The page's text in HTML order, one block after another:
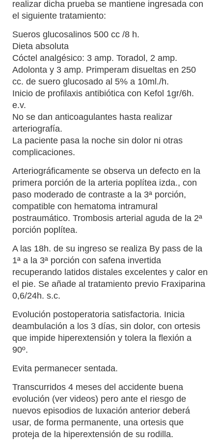
realizar dicha prueba se mantiene ingresada con
el siguiente tratamiento:
Sueros glucosalinos 500 cc /8 h.
Dieta absoluta
Cóctel analgésico: 3 amp. Toradol, 2 amp.
Adolonta y 3 amp. Primperam disueltas en 250
cc. de suero glucosado al 5% a 10ml./h.
Inicio de profilaxis antibiótica con Kefol 1gr/6h.
e.v.
No se dan anticoagulantes hasta realizar
arteriografía.
La paciente pasa la noche sin dolor ni otras
complicaciones.
Arteriográficamente se observa un defecto en la
primera porción de la arteria poplítea izda., con
paso moderado de contraste a la 3ª porción,
compatible con hematoma intramural
postraumático. Trombosis arterial aguda de la 2ª
porción poplítea.
A las 18h. de su ingreso se realiza By pass de la
1ª a la 3ª porción con safena invertida
recuperando latidos distales excelentes y calor en
el pie. Se añade al tratamiento previo Fraxiparina
0,6/24h. s.c.
Evolución postoperatoria satisfactoria. Inicia
deambulación a los 3 días, sin dolor, con ortesis
que impide hiperextensión y tolera la flexión a
90º.
Evita permanecer sentada.
Transcurridos 4 meses del accidente buena
evolución (ver videos) pero ante el riesgo de
nuevos episodios de luxación anterior deberá
usar, de forma permanente, una ortesis que
proteja de la hiperextensión de su rodilla.